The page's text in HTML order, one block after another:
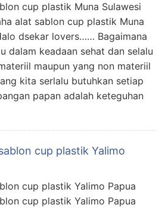
cup plastik Muna Sulawesi
alat sablon cup plastik Muna
dsekar lovers…… Bagaimana
dalam keadaan sehat dan selalu
maupun yang non materiil
kita serlalu butuhkan setiap
papan adalah keteguhan
cup plastik Yalimo
cup plastik Yalimo Papua
cup plastik Yalimo Papua